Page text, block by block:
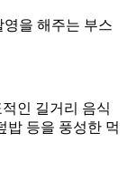
을 해주는 부스
적인 길거리 음식
밥 등을 풍성한 먹